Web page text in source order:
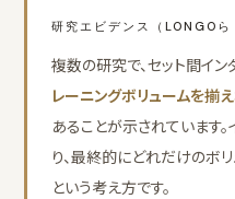
研究エビデンス（LONGO
複数の研究で、セット間イン
レーニングボリュームを
あることが示されています
り、最終的にどれだけのボ
という考え方です。